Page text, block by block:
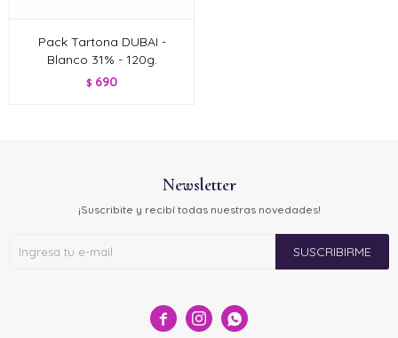
Pack Tartona DUBAI -
Blanco 31% - 120g.
$ 690
  
Newsletter
¡Suscribite y recibí todas nuestras novedades!
SUSCRIBIRME